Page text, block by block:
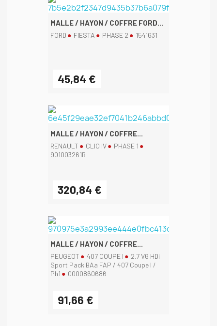
MALLE / HAYON / COFFRE FORD...
FORD FIESTA PHASE 2 1541631
45,84 €
MALLE / HAYON / COFFRE...
RENAULT CLIO IV
PHASE 1
901003261R
320,84 €
MALLE / HAYON / COFFRE...
PEUGEOT 407 COUPE I
2.7 V6 HDi
Sport Pack BAa FAP / 407 Coupe I /
Ph1
0000860686
91,66 €